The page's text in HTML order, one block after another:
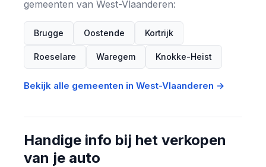
gemeenten van West-Vlaanderen:
Brugge Oostende Kortrijk
Roeselare Waregem Knokke-Heist
Bekijk alle gemeenten in West-Vlaanderen →
Handige info bij het verkopen
van je auto